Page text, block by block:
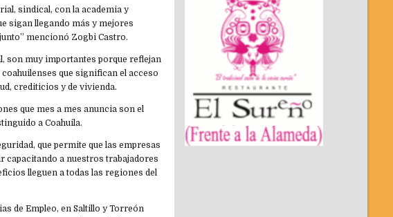
sindical, con la academia y
sigan llegando más y mejores
mencionó Zogbi Castro.
son muy importantes porque reflejan
que significan el acceso
crediticios y de vivienda.
que mes a mes anuncia son el
a Coahuila.
que permite que las empresas
capacitando a nuestros trabajadores
lleguen a todas las regiones del
de Empleo, en Saltillo y Torreón